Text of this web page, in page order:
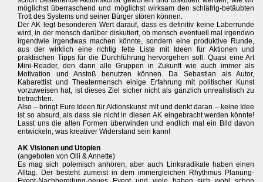
möglichst überraschend und möglichst wirksam den schläfrig-betäubten
Trott des Systems und seiner Bürger stören können.
Der AK legt besonderen Wert darauf, dass es definitiv keine Laberrunde
wird, in der mensch darüber diskutiert, ob mensch eventuell mal irgendwo
irgendwie irgendwas machen könnte, sondern eine produktive Runde,
aus der wirklich eine richtig fette Liste mit Ideen für Aktionen und
praktischen Tipps für die Durchführung hervorgehen soll. Quasi eine Art
Mini-Reader, den dann alle Gruppen in Zukunft wie auch immer als
Motivation und Anstoß benutzen können. Da Sebastian als Autor,
Kabarettist und Theatermensch einige Erfahrung mit politischer Kunst
vorzuweisen hat, ist dieses Ziel sicher nicht als gänzlich unrealistisch zu
betrachten.
Also – bringt Eure Ideen für Aktionskunst mit und denkt daran – keine Idee
ist so absurd, als dass sie nicht in diesen AK eingebracht werden könnte!
Lasst uns die alten Formen überwinden und endlich mal ein Bild davon
entwickeln, was kreativer Widerstand sein kann!
AK Visionen und Utopien
(angeboten von Olli & Annette)
Es mag sich polemisch anhören, aber auch Linksradikale haben einen
Alltag. Der besteht zumeist in dem immergleichen Rhythmus Planung-